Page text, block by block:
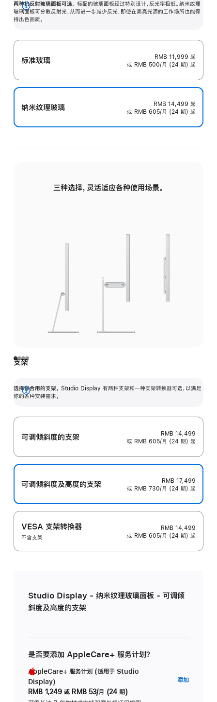
两种抗反射玻璃面板可选。 标配的玻璃面板经过特别设计，反光率极低。纳米纹理
玻璃面板可分散反射光，从而进一步减少反光，即使在高亮光源的工作场所也能保
持出色画质。
展
开
标准玻璃 RMB 11,999 起
或 RMB 500/月 (24 期) 起
纳米纹理玻璃 RMB 14,499 起
或 RMB 605/月 (24 期) 起
三种选择，灵活适应各种使用场景。
支架
选择你合用的支架。 Studio Display 有两种支架和一种支架转换器可选，以满足
你的各种安装需求。
展
可调倾斜度的支架
RMB 14,499
或 RMB 605/月 (24 期) 起
可调倾斜度及高‍度的支‍架
RMB 17,499
或 RMB 730/月 (24 期) 起
VESA 支架转换器
不含支架
RMB 14,499
或 RMB 605/月 (24 期) 起
Studio Display - 纳米纹理玻璃面板 - 可调倾
斜度及高度的支架
是否要添加 AppleCare+ 服务计划？
AppleCare+ 服务计划 (适用于 Studio
Display)
RMB 1,249 或 RMB 53/月 (24 期)
添加